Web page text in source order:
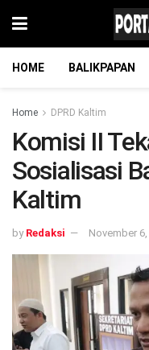
HOME BALIKPAPAN
Home DPRD Kaltim
Komisi II
Sosialisasi
Kaltim
by Redaksi November 6,